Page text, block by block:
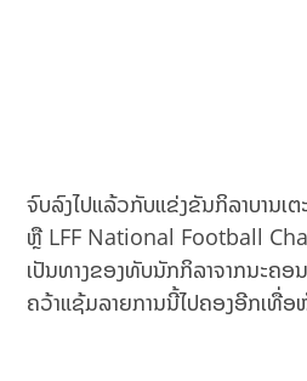
ຈົບລົງໄປແລ້ວກັບແຂ່ງຂັນກິລາບານເ
ຫຼື LFF National Football
ເປັນທາງຂອງທັບນັກກິລາຈາກນະຄ
ຄວ້າແຊ້ມລາຍການນີ້ໄປຄອງອີກເທື່ອ